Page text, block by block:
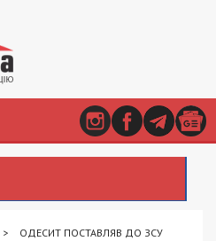
>
ОДЕСИТ ПОСТАВЛЯВ ДО ЗСУ